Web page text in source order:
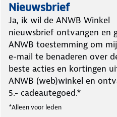
Nieuwsbrief
Ja, ik wil de ANWB Winkel
nieuwsbrief ontvangen en
ANWB toestemming om
e-mail te benaderen over
beste acties en kortingen
ANWB (web)winkel en
5.- cadeautegoed.*
*Alleen voor leden